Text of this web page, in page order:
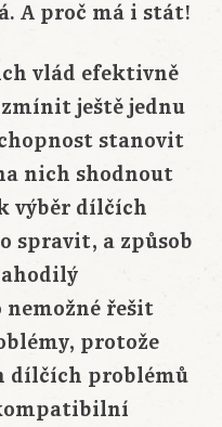
A proč má i stát!
vlád efektivně
ještě jednu
stanovit
nich shodnout
výběr dílčích
spravit, a způsob
nemožné řešit
protože
dílčích problémů